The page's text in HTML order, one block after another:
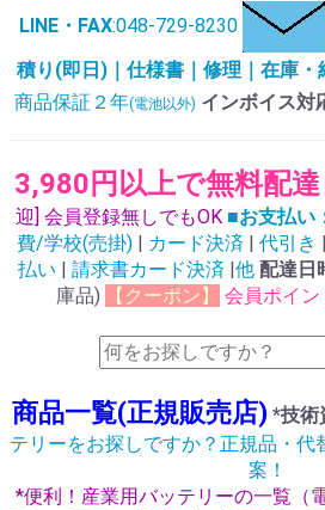
LINE・FAX:048-729-8230
積り(即日)｜仕様書｜修理｜在庫・
商品保証２年(電池以外) インボイス対
3,980円以上で無料配達
迎] 会員登録無しでもOK ■お支払い
費/学校(売掛) | カード決済 | 代引き |
払い | 請求書カード決済 |他 配達日
庫品)
【クーポン】 会員ポイ
商品一覧(正規販売店) *技術
テリーをお探しですか？正規品・代
案！
*便利！産業用バッテリーの一覧（